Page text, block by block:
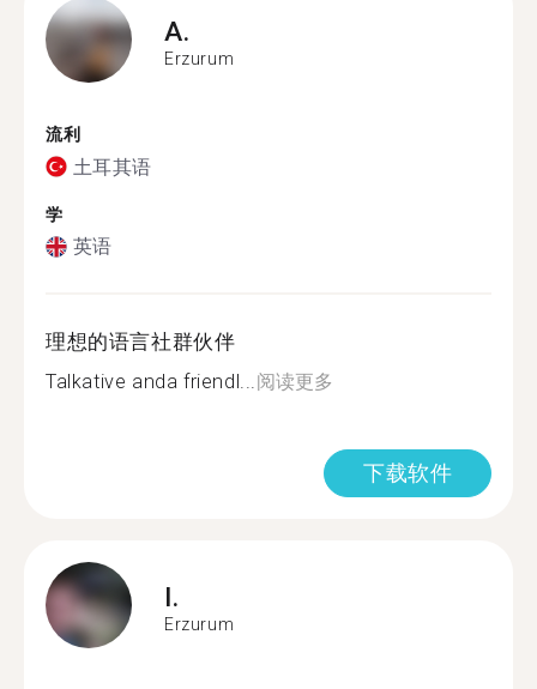
A.
Erzurum
流利
土耳其语
学
英语
理想的语言社群伙伴
Talkative anda friendl...阅读更多
下载软件
I.
Erzurum